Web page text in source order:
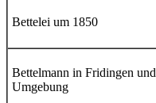
Bettelei um 1850
Bettelmann in Fridingen und
Umgebung